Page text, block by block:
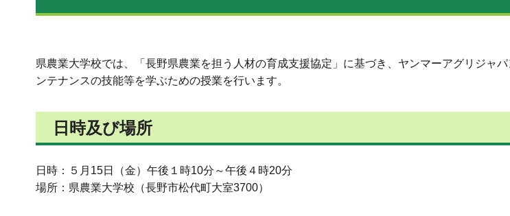
県農業大学校では、「長野県農業を担う人材の育成支援協定」に基づき、ヤンマーアグリジャ
ンテナンスの技能等を学ぶための授業を行います。
日時及び場所
日時：５月15日（金）午後１時10分～午後４時20分
場所：県農業大学校（長野市松代町大室3700）